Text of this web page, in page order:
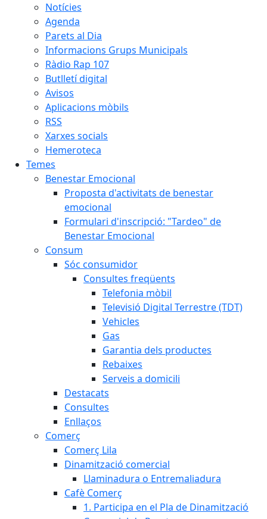
Notícies
Agenda
Parets al Dia
Informacions Grups Municipals
Ràdio Rap 107
Butlletí digital
Avisos
Aplicacions mòbils
RSS
Xarxes socials
Hemeroteca
Temes
Benestar Emocional
Proposta d'activitats de benestar
emocional
Formulari d'inscripció: "Tardeo" de
Benestar Emocional
Consum
Sóc consumidor
Consultes freqüents
Telefonia mòbil
Televisió Digital Terrestre (TDT)
Vehicles
Gas
Garantia dels productes
Rebaixes
Serveis a domicili
Destacats
Consultes
Enllaços
Comerç
Comerç Lila
Dinamització comercial
Llaminadura o Entremaliadura
Cafè Comerç
1. Participa en el Pla de Dinamització